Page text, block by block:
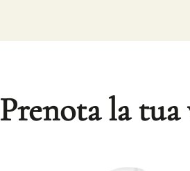
Prenota la